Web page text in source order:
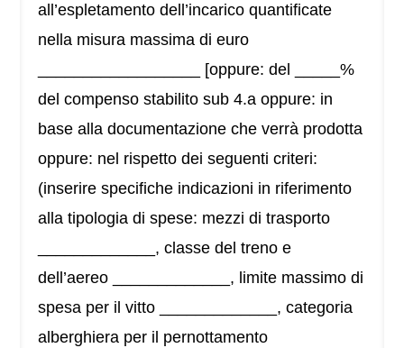
all’espletamento dell’incarico quantificate
nella misura massima di euro
__________________ [oppure: del _____%
del compenso stabilito sub 4.a oppure: in
base alla documentazione che verrà prodotta
oppure: nel rispetto dei seguenti criteri:
(inserire specifiche indicazioni in riferimento
alla tipologia di spese: mezzi di trasporto
_____________, classe del treno e
dell’aereo _____________, limite massimo di
spesa per il vitto _____________, categoria
alberghiera per il pernottamento